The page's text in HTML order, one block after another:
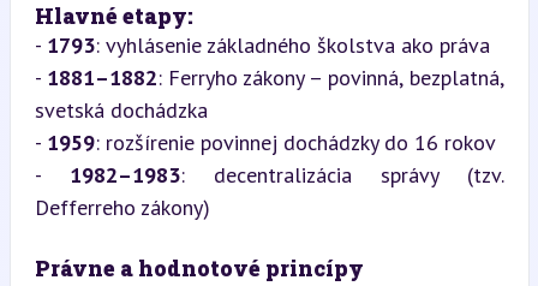
Hlavné etapy:
- 1793: vyhlásenie základného školstva ako práva
- 1881–1882: Ferryho zákony – povinná, bezplatná,
svetská dochádzka
- 1959: rozšírenie povinnej dochádzky do 16 rokov
- 1982–1983: decentralizácia správy (tzv.
Defferreho zákony)
Právne a hodnotové princípy